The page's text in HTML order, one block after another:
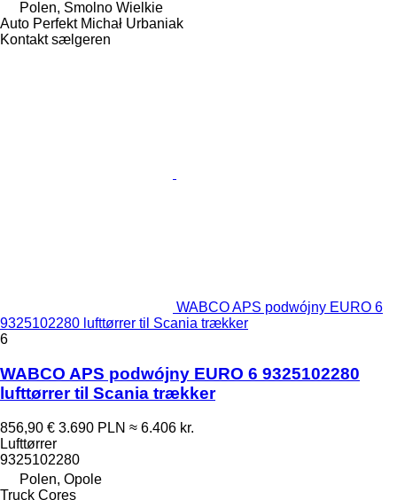
Polen, Smolno Wielkie
Auto Perfekt Michał Urbaniak
Kontakt sælgeren
WABCO APS podwójny EURO 6
9325102280 lufttørrer til Scania trækker
6
WABCO APS podwójny EURO 6 9325102280
lufttørrer til Scania trækker
856,90 € 3.690 PLN ≈ 6.406 kr.
Lufttørrer
9325102280
Polen, Opole
Truck Cores